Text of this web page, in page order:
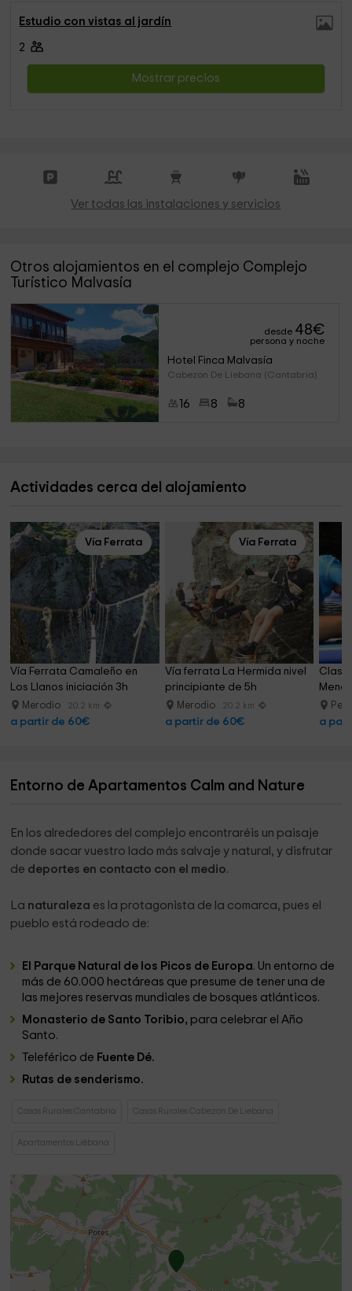
Estudio con vistas al jardín
2
Mostrar precios
Ver todas las instalaciones y servicios
Otros alojamientos en el complejo Complejo
Turístico Malvasía
desde 48€
persona y noche
Hotel Finca Malvasía
Cabezon De Liebana (Cantabria)
16 8 8
Actividades cerca del alojamiento
Vía Ferrata
Vía Ferrata Camaleño en
Los Llanos iniciación 3h
Merodio 20.2 km
a partir de 60€
Vía Ferrata
Vía ferrata La Hermida nivel
principiante de 5h
Merodio 20.2 km
a partir de 60€
Clase
a
Entorno de Apartamentos Calm and Nature
En los alrededores del complejo encontraréis un paisaje
donde sacar vuestro lado más salvaje y natural, y disfrutar
de deportes en contacto con el medio.
La naturaleza es la protagonista de la comarca, pues el
pueblo está rodeado de:
El Parque Natural de los Picos de Europa. Un entorno de
más de 60.000 hectáreas que presume de tener una de
las mejores reservas mundiales de bosques atlánticos.
Monasterio de Santo Toribio, para celebrar el Año
Santo.
Teleférico de Fuente Dé.
Rutas de senderismo.
Casas Rurales Cantabria Casas Rurales Cabezon De Liebana
Apartamentos Liébana